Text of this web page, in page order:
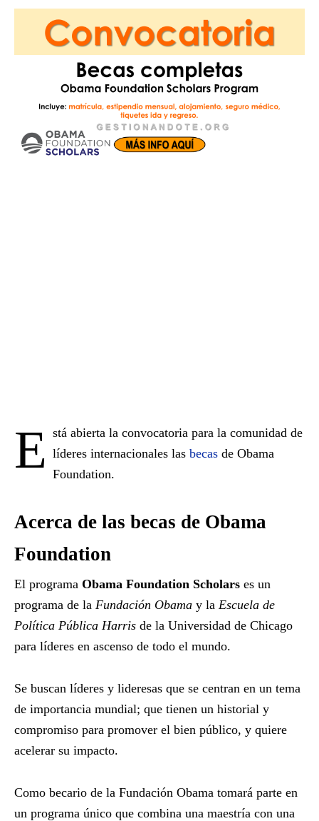
E stá abierta la convocatoria para la comunidad de
líderes internacionales las becas de Obama
Foundation.
Acerca de las becas de Obama
Foundation
El programa Obama Foundation Scholars es un
programa de la Fundación Obama y la Escuela de
Política Pública Harris de la Universidad de Chicago
para líderes en ascenso de todo el mundo.
Se buscan líderes y lideresas que se centran en un tema
de importancia mundial; que tienen un historial y
compromiso para promover el bien público, y quiere
acelerar su impacto.
Como becario de la Fundación Obama tomará parte en
un programa único que combina una maestría con una